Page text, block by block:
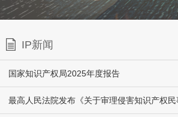
IP新闻
国家知识产权局2025年度报告